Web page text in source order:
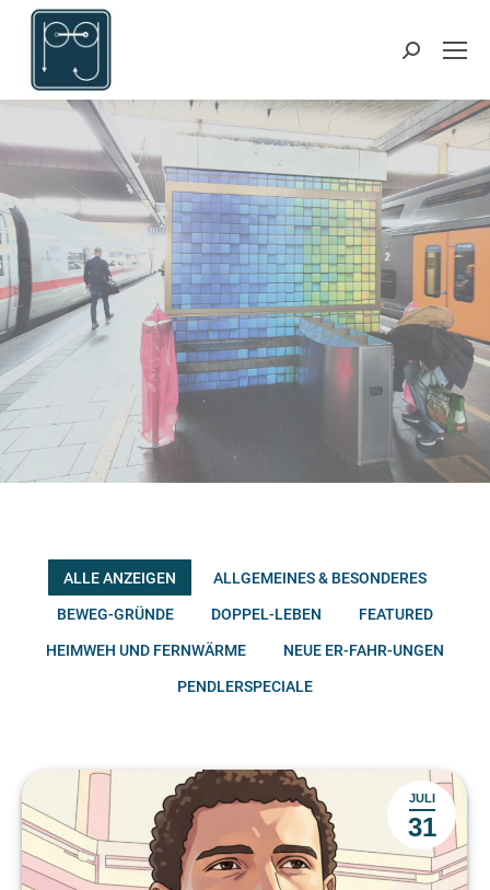
ALLE ANZEIGEN ALLGEMEINES & BESONDERES
BEWEG-GRÜNDE DOPPEL-LEBEN FEATURED
HEIMWEH UND FERNWÄRME NEUE ER-FAHR-UNGEN
PENDLERSPECIALE
JULI
31